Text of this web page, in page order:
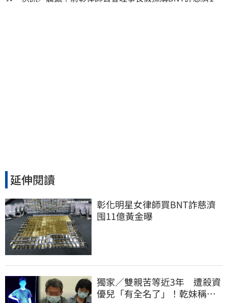
延伸閱讀
彰化明星女律師買BNT詐慈濟
囤11億黃金曝
獨家／雙親苦等近3年 遭殺資
優兒「有全名了」！乾妹稱賠